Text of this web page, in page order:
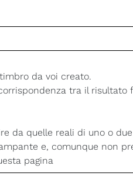
da voi creato.
tra il risultato
da quelle reali di uno o
e, comunque non
pagina